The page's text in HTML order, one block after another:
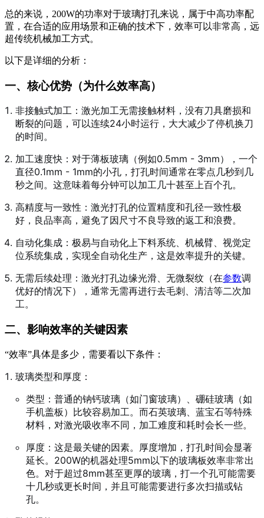
总的来说，200W的功率对于玻璃打孔来说，属于中高功率配
置，在合适的应用场景和正确的技术下，效率可以非常高，远
超传统机械加工方式。
以下是详细的分析：
一、核心优势（为什么效率高）
非接触式加工：激光加工无需接触材料，没有刀具磨损和
断裂的问题，可以连续24小时运行，大大减少了停机换刀
的时间。
加工速度快：对于薄板玻璃（例如0.5mm - 3mm），一个
直径0.1mm - 1mm的小孔，打孔时间通常在零点几秒到几
秒之间。这意味着每分钟可以加工几十甚至上百个孔。
高精度与一致性：激光打孔的位置精度和孔径一致性极
好，良品率高，避免了因尺寸不良导致的返工和浪费。
自动化集成：极易与自动化上下料系统、机械臂、视觉定
位系统集成，实现全自动化生产，这是效率提升的关键。
无需后续处理：激光打孔边缘光滑、无微裂纹（在参数调
优好的情况下），通常无需再进行去毛刺、清洁等二次加
工。
二、影响效率的关键因素
“效率”具体是多少，需要看以下条件：
玻璃类型和厚度：
类型：普通的钠钙玻璃（如门窗玻璃）、硼硅玻璃（如
手机盖板）比较容易加工。而石英玻璃、蓝宝石等特殊
材料，对激光吸收率不同，加工难度和耗时会长一些。
厚度：这是最关键的因素。厚度增加，打孔时间会显著
延长。200W的机器处理5mm以下的玻璃板效率非常出
色。对于超过8mm甚至更厚的玻璃，打一个孔可能需要
十几秒或更长时间，并且可能需要进行多次扫描或钻
孔。